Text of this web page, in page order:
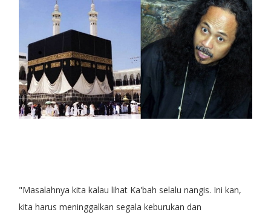
"Masalahnya kita kalau lihat Ka'bah selalu nangis. Ini kan,
kita harus meninggalkan segala keburukan dan